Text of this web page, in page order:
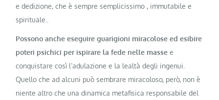
e dedizione, che è sempre semplicissimo , immutabile e
spirituale..
Possono anche eseguire guarigioni miracolose ed esibire
poteri psichici per ispirare la fede nelle masse e
conquistare così l’adulazione e la lealtà degli ingenui.
Quello che ad alcuni può sembrare miracoloso, però, non è
niente altro che una dinamica metafisica responsabile del